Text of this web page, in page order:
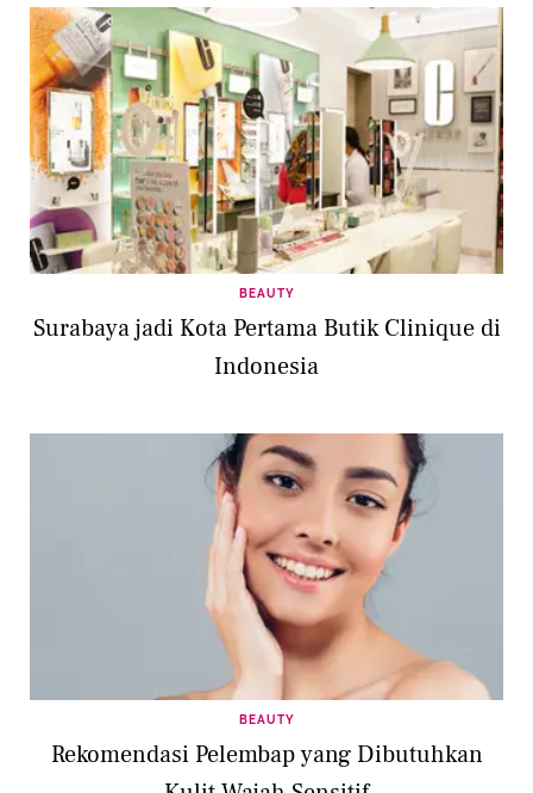
BEAUTY
Surabaya jadi Kota Pertama Butik Clinique di
Indonesia
BEAUTY
Rekomendasi Pelembap yang Dibutuhkan